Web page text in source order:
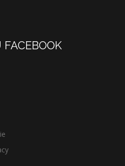
FACEBOOK